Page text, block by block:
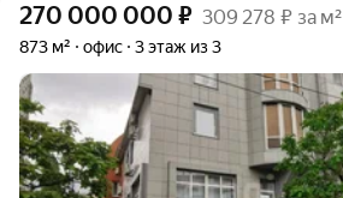
270 000 000 ₽ 309 278 ₽ за м²
873 м² офис 3 этаж из 3